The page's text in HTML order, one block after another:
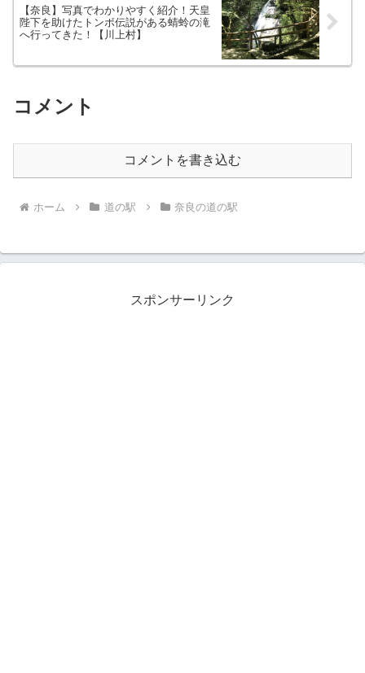
【奈良】写真でわかりやすく紹介！天皇
陛下を助けたトンボ伝説がある蜻蛉の滝
へ行ってきた！【川上村】
コメント
コメントを書き込む
ホーム 道の駅 奈良の道の駅
スポンサーリンク